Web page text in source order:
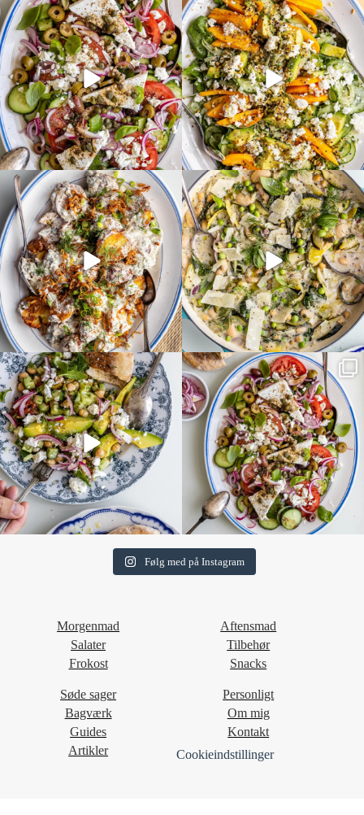
Følg med på Instagram
Morgenmad
Salater
Frokost
Aftensmad
Tilbehør
Snacks
Søde sager
Bagværk
Guides
Artikler
Personligt
Om mig
Kontakt
Cookieindstillinger